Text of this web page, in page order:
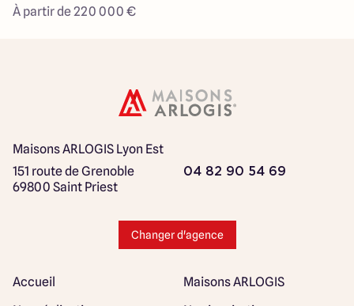
À partir de 220 000 €
Maisons ARLOGIS Lyon Est
151 route de Grenoble
69800 Saint Priest
04 82 90 54 69
Changer d'agence
Accueil
Maisons ARLOGIS